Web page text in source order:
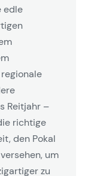
edle
Reitjahr –
richtige
den Pokal
um
zu